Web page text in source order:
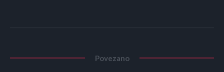
Povezano